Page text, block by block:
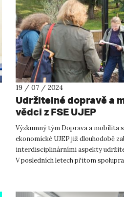
19 / 07 / 2024
Udržitelné dopravě a
vědci z FSE UJEP
Výzkumný tým Doprava a mobilita
ekonomické UJEP již dlouhodobě
interdisciplinárními aspekty
V posledních letech přitom